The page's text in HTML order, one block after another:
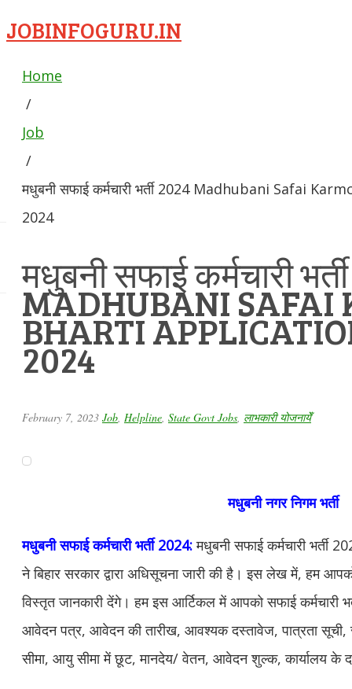
JOBINFOGURU.IN
Home
/
Job
/
मधुबनी सफाई कर्मचारी भर्ती 2024 Madhubani Safai
2024
मधुबनी सफाई कर्मचारी
MADHUBANI SAFAI
BHARTI
2024
February 7, 2023 Job Helpline State Govt Jobs लाभकारी योजनायेँ
मधुबनी नगर निगम भर्ती
मधुबनी सफाई कर्मचारी भर्ती 2024:मधुबनी सफाई कर्मचारी भर्ती
ने बिहार सरकार द्वारा अधिसूचना जारी की है। इस लेख में, हम
विस्तृत जानकारी देंगे। हम इस आर्टिकल में आपको सफाई कर्मचारी
आवेदन पत्र, आवेदन की तारीख, आवश्यक दस्तावेज, पात्रता सूची,
सीमा, आयु सीमा में छूट, मानदेय/ वेतन, आवेदन शुल्क, कार्यालय के